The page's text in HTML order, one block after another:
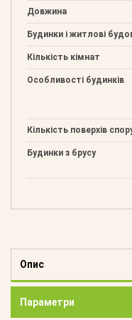
Довжина
Будинки і житлові
Кількість кімнат
Особливості будинків
Кількість поверхів
Будинки з брусу
Опис
Параметри